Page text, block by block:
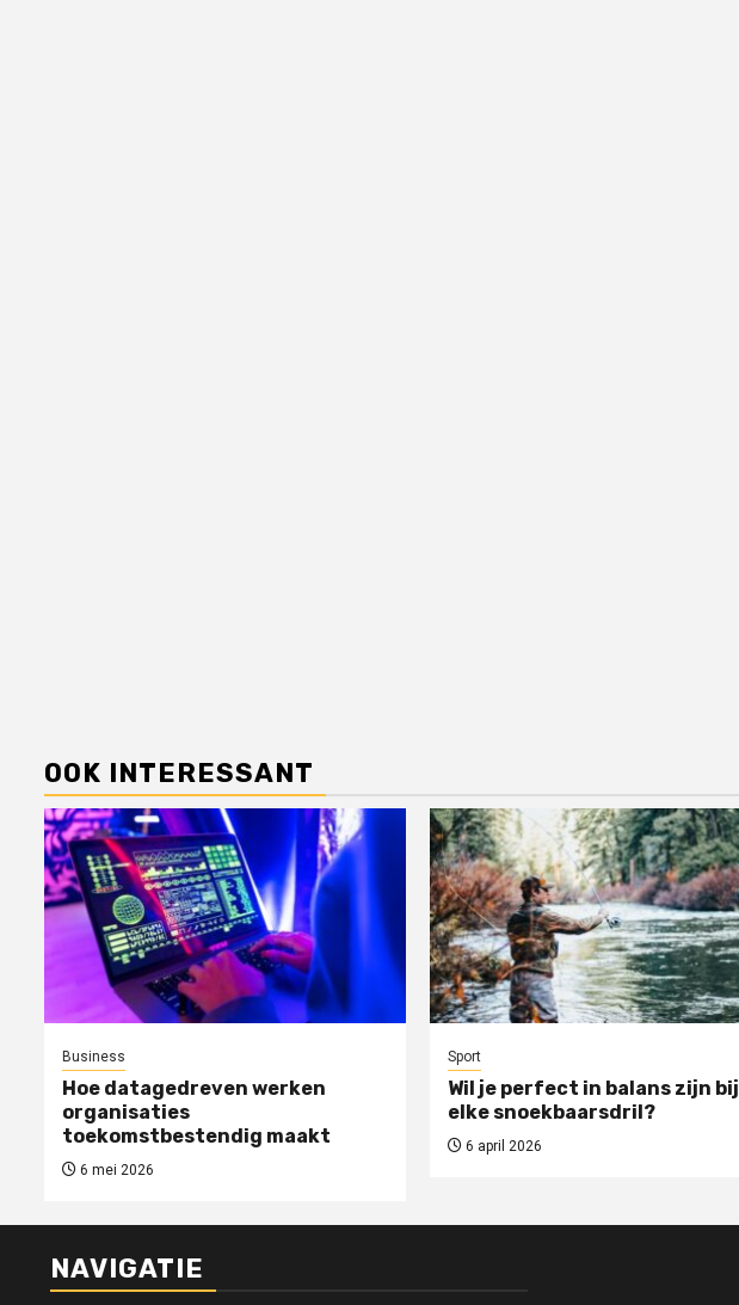
OOK INTERESSANT
Business
Hoe datagedreven werken
organisaties
toekomstbestendig maakt
6 mei 2026
Sport
Wil je perfect in balans zijn bij
elke snoekbaarsdril?
6 april 2026
NAVIGATIE